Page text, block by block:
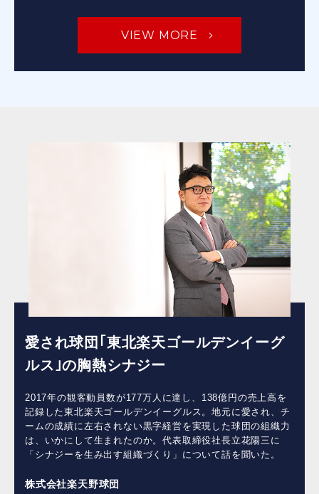
VIEW MORE
愛され球団｢東北楽天ゴールデンイーグ
ルス｣の胸熱シナジー
2017年の観客動員数が177万人に達し、138億円の売上高を
記録した東北楽天ゴールデンイーグルス。地元に愛され、チ
ームの成績に左右されない黒字経営を実現した球団の組織力
は、いかにして生まれたのか。代表取締役社長立花陽三に
「シナジーを生み出す組織づくり」について話を聞いた。
株式会社楽天野球団